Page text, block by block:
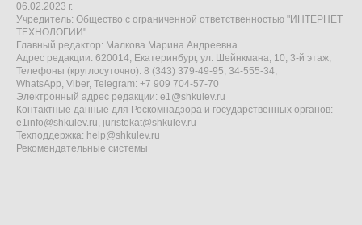
06.02.2023 г.
Учредитель: Общество с ограниченной ответственностью "ИНТЕРНЕТ
ТЕХНОЛОГИИ"
Главный редактор: Малкова Марина Андреевна
Адрес редакции: 620014, Екатеринбург, ул. Шейнкмана, 10, 3-й этаж,
Телефоны (круглосуточно): 8 (343) 379-49-95, 34-555-34,
WhatsApp, Viber, Telegram: +7 909 704-57-70
Электронный адрес редакции: e1@shkulev.ru
Контактные данные для Роскомнадзора и государственных органов:
e1info@shkulev.ru, juristekat@shkulev.ru
Техподдержка: help@shkulev.ru
Рекомендательные системы